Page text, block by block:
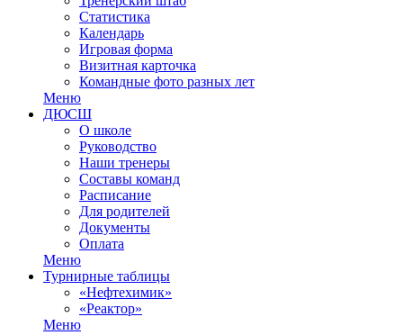
Статистика
Календарь
Игровая форма
Визитная карточка
Командные фото разных лет
Меню
ДЮСШ
О школе
Руководство
Наши тренеры
Составы команд
Расписание
Для родителей
Документы
Оплата
Меню
Турнирные таблицы
«Нефтехимик»
«Реактор»
Меню